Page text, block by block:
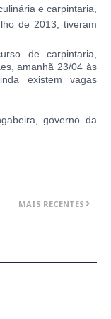
e carpintaria,
de 2013, tiveram
de carpintaria,
amanhã 23/04 às
existem vagas
governo da
MAIS RECENTES